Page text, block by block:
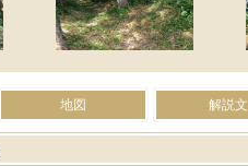
地図 解説文